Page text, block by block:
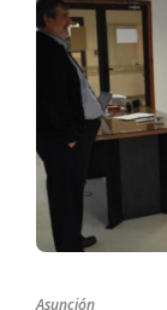
Asunción